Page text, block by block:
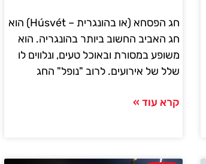
חג הפסחא (או בהונגרית – Húsvét) הוא
חג האביב החשוב ביותר בהונגריה. הוא
משופע במסורת ובאוכל טעים, ונלווים לו
שלל של אירועים. לרוב "נופל" החג
קרא עוד »